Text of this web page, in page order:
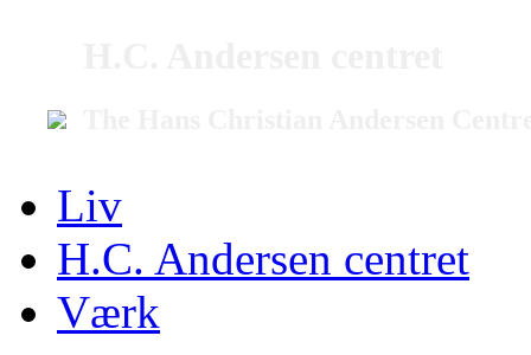
Liv
H.C. Andersen centret
Værk